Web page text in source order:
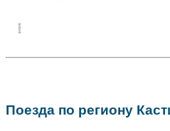
Поезда по региону